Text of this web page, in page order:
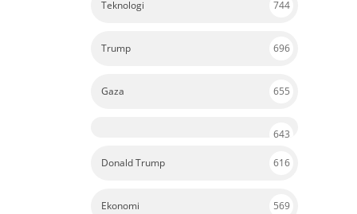
Teknologi 744
Trump 696
Gaza 655
643
Donald Trump 616
Ekonomi 569